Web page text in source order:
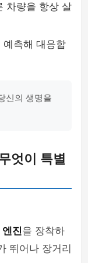
차량을 항상 살
예측해 대응합
신의 생명을
엇이 특별
진을 장착하
뛰어나 장거리